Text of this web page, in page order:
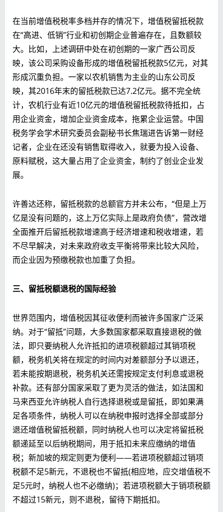
在当前增值税税率多档并存的情况下，增值税留抵税款
在“高进、低销”行业和初创期企业普遍存在，且数额较
大。比如，上述调研中处在初创期的一家广西公司反
映，该公司采购设备形成的增值税留抵税款5亿元，对其
形成沉重负担。一家以农机销售为主业的山东公司反
映，其2016年末的留抵税款已达7.2亿元。据不完全统
计，农机行业有近10亿元的增值税留抵税款待抵扣，占
用企业资金，增加企业资金成本，拖累企业运营。中国
税务学会学术研究委员会副秘书长焦瑞进告诉第一财经
记者，企业在还没有销售取得收入，就要为投入设备、
原料赋税，这大量占用了企业资金，制约了创业企业发
展。
许善达还称，留抵税款的总额官方并未公布，“但是上万
亿是没有问题的，这上万亿实际上是政府负债”，营改增
全面推开后留抵税款增速高于经济增速和税收增速，若
不尽早解决，对未来政府收支平衡将带来比较大风险，
而企业因为预缴税款也加重了负担。
三、留抵税额退税的国际经验
世界范围内，增值税因其征收便利而被许多国家广泛采
纳。对于“留抵”问题，大多数国家都采取直接退税的做
法，即只要纳税人允许抵扣的进项税额超过其销项税
额，税务机关将在规定的时间内对差额部分予以退还，
若未能按期退税，税务机关还需按规定支付利息或退税
补款。还有部分国家采取了更为灵活的做法，如法国和
马来西亚允许纳税人自行选择退税或是留抵，即如果满
足各项条件，纳税人可以在纳税申报时选择全部或部分
退还增值税留抵税额，同时纳税人也可以决定将留抵税
额递延至以后纳税期间，用于抵扣未来应缴纳的增值
税；新加坡的规定则更为便利——若进项税额超过销项
税额不足5新元，不退税也不留抵(相应地，应交增值税不
足5元时，纳税人也不必缴纳)；若进项税额大于销项税额
不超过15新元，则不退税，留待下期抵扣。